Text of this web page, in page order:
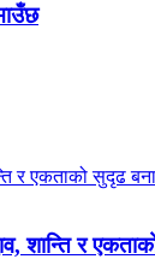
शान्ति र